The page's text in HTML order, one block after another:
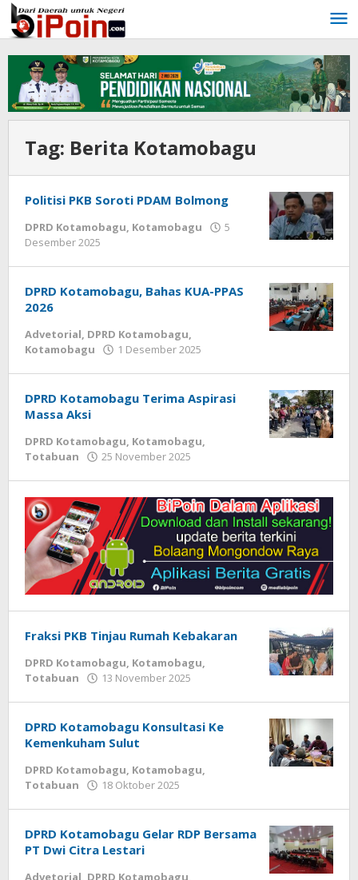
Lewati
ke
konten
Tag: Berita Kotamobagu
Politisi PKB Soroti PDAM Bolmong
DPRD Kotamobagu, Kotamobagu
5
Desember 2025
DPRD Kotamobagu, Bahas KUA-PPAS
2026
Advetorial, DPRD Kotamobagu,
Kotamobagu
1 Desember 2025
DPRD Kotamobagu Terima Aspirasi
Massa Aksi
DPRD Kotamobagu, Kotamobagu,
Totabuan
25 November 2025
Fraksi PKB Tinjau Rumah Kebakaran
DPRD Kotamobagu, Kotamobagu,
Totabuan
13 November 2025
DPRD Kotamobagu Konsultasi Ke
Kemenkuham Sulut
DPRD Kotamobagu, Kotamobagu,
Totabuan
18 Oktober 2025
DPRD Kotamobagu Gelar RDP Bersama
PT Dwi Citra Lestari
Advetorial, DPRD Kotamobagu,